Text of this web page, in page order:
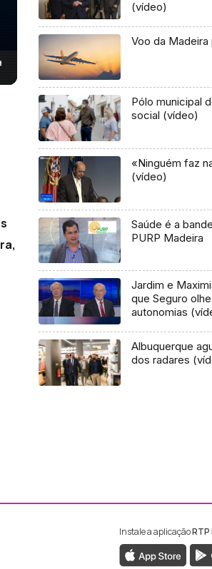
(vídeo)
Voo da Madeira
Pólo municipal
social (vídeo)
«Ninguém faz
(vídeo)
Saúde é a
PURP Madeira
Jardim e
que Seguro
autonomias
Albuquerque
dos radares
da RTP Madeira
Instagram da RTP
Instale a aplicaçãoRTP